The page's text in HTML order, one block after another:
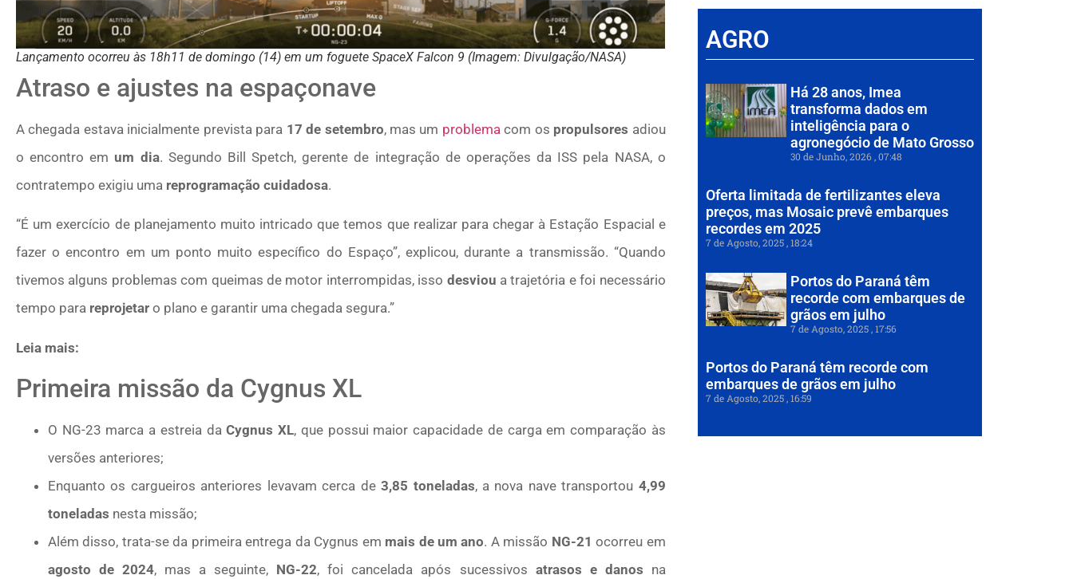
Lançamento ocorreu às 18h11 de domingo (14) em um foguete SpaceX Falcon 9 (Imagem: Divulgação/NASA)
Atraso e ajustes na espaçonave
A chegada estava inicialmente prevista para 17 de setembro, mas um problema com os propulsores adiou
o encontro em um dia. Segundo Bill Spetch, gerente de integração de operações da ISS pela NASA, o
contratempo exigiu uma reprogramação cuidadosa.
“É um exercício de planejamento muito intricado que temos que realizar para chegar à Estação Espacial e
fazer o encontro em um ponto muito específico do Espaço”, explicou, durante a transmissão. “Quando
tivemos alguns problemas com queimas de motor interrompidas, isso desviou a trajetória e foi necessário
tempo para reprojetar o plano e garantir uma chegada segura.”
Leia mais:
Primeira missão da Cygnus XL
O NG-23 marca a estreia daCygnus XL, que possui maior capacidade de carga em comparação às
versões anteriores;
Enquanto os cargueiros anteriores levavam cerca de3,85 toneladas, a nova nave transportou 4,99
toneladas nesta missão;
Além disso, trata-se da primeira entrega da Cygnus em mais de um ano. A missão NG-21 ocorreu em
agosto de 2024, mas a seguinte, NG-22, foi cancelada após sucessivos atrasos e danos na
AGRO
Há 28 anos, Imea
transforma dados em
inteligência para o
agronegócio de Mato Grosso
30 de Junho, 2026 07:48
Oferta limitada de fertilizantes eleva
preços, mas Mosaic prevê embarques
recordes em 2025
7 de Agosto, 2025 18:24
Portos do Paraná têm
recorde com embarques de
grãos em julho
7 de Agosto, 2025 17:56
Portos do Paraná têm recorde com
embarques de grãos em julho
7 de Agosto, 2025 16:59